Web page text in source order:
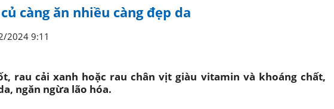
càng ăn nhiều càng đẹp da
2024 9:11
rau cải xanh hoặc rau chân vịt giàu vitamin và khoáng chất,
ngăn ngừa lão hóa.